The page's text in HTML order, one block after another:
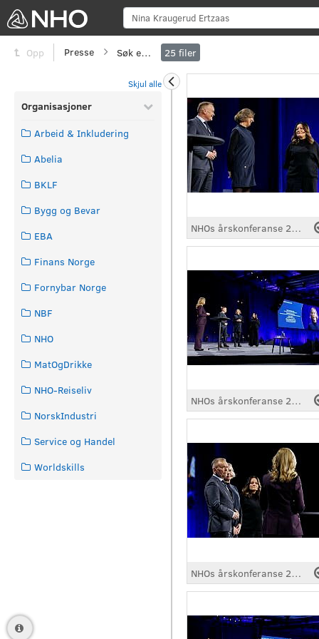
Opp Presse Søk etter 25 filer
Skjul alle
Organisasjoner
Arbeid & Inkludering
Abelia
BKLF
Bygg og Bevar
EBA
Finans Norge
Fornybar Norge
NBF
NHO
MatOgDrikke
NHO-Reiseliv
NorskIndustri
Service og Handel
Worldskills
NHOs årskonferanse 2026
NHOs årskonferanse 2026
NHOs årskonferanse 2026